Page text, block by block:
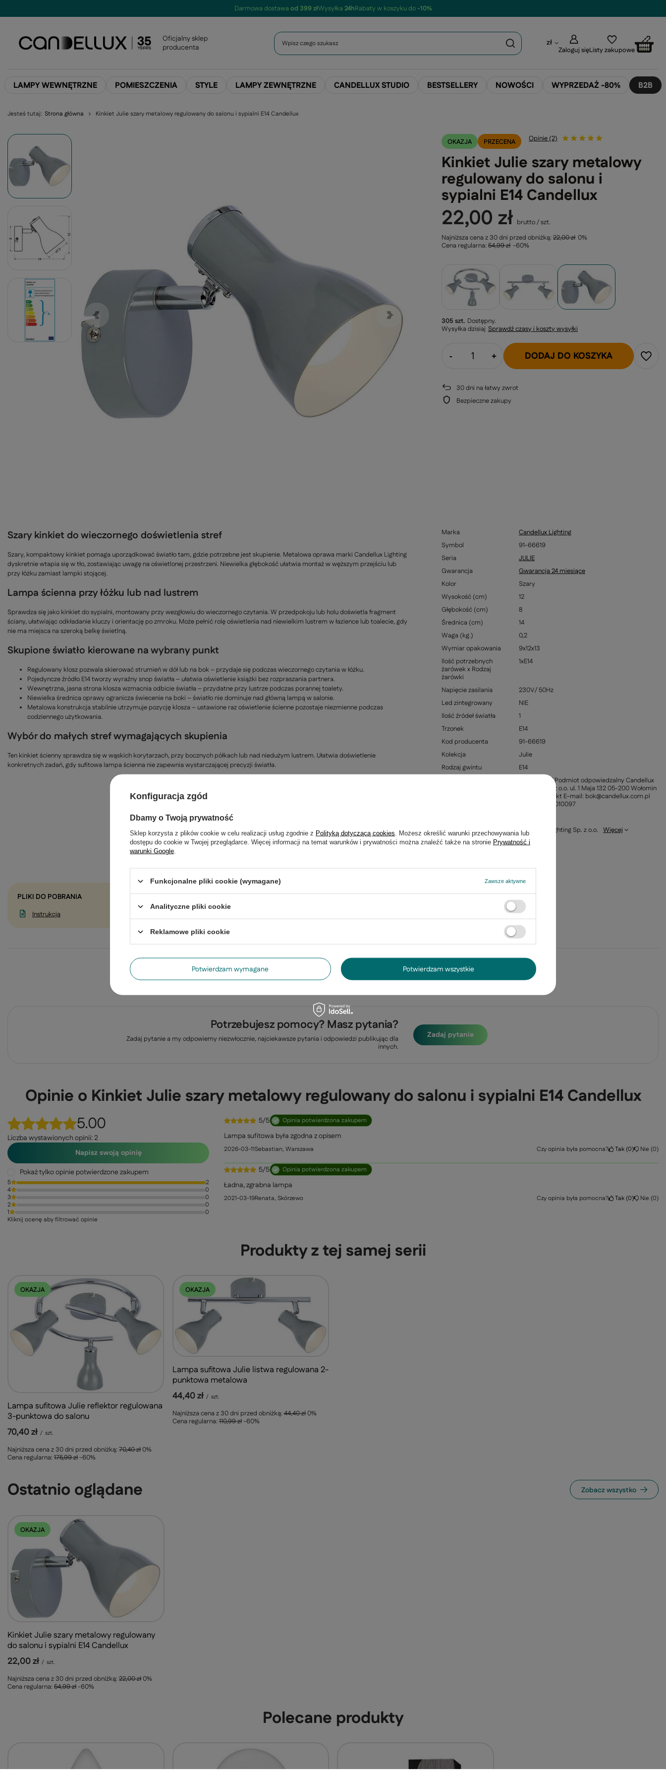
Darmowa dostawa od 399 złWysyłka 24hRabaty w koszyku do-10%
Oficjalny sklep
producenta
zł
Zaloguj sięListy zakupowe
LAMPY WEWNĘTRZNE POMIESZCZENIA STYLE LAMPY ZEWNĘTRZNE CANDELLUX STUDIO BESTSELLERY NOWOŚCI WYPRZEDAŻ -80% B2B
Jesteś tutaj: Strona główna Kinkiet Julie szary metalowy regulowany do salonu i sypialni E14 Candellux
OKAZJA PRZECENA Opinie (2)
Kinkiet Julie szary metalowy
regulowany do salonu i
sypialni E14 Candellux
305 szt. Dostępny
Wysyłkadzisiaj Sprawdź czasy i koszty wysyłki
22,00 zł brutto/szt.
Najniższa cena z 30 dni przed obniżką:22,00 zł 0%
Cena regularna:54,99 zł -60%
- + DODAJ DO KOSZYKA
30dni na łatwy zwrot
Bezpieczne zakupy
Szary kinkiet do wieczornego doświetlenia stref
Szary, kompaktowy kinkiet pomaga uporządkować światło tam, gdzie potrzebne jest skupienie. Metalowa oprawa marki Candellux Lighting
dyskretnie wtapia się w tło, zostawiając uwagę na oświetlonej przestrzeni. Niewielka głębokość ułatwia montaż w węższym przejściu lub
przy łóżku zamiast lampki stojącej.
Lampa ścienna przy łóżku lub nad lustrem
Sprawdza się jako kinkiet do sypialni, montowany przy wezgłowiu do wieczornego czytania. W przedpokoju lub holu doświetla fragment
ściany, ułatwiając odkładanie kluczy i orientację po zmroku. Może pełnić rolę oświetlenia nad niewielkim lustrem w łazience lub toalecie, gdy
nie ma miejsca na szeroką belkę świetlną.
Skupione światło kierowane na wybrany punkt
Regulowany klosz pozwala skierować strumień w dół lub na bok – przydaje się podczas wieczornego czytania w łóżku.
Pojedyncze źródło E14 tworzy wyraźny snop światła – ułatwia oświetlenie książki bez rozpraszania partnera.
Wewnętrzna, jasna strona klosza wzmacnia odbicie światła – przydatne przy lustrze podczas porannej toalety.
Niewielka średnica oprawy ogranicza świecenie na boki – światło nie dominuje nad główną lampą w salonie.
Metalowa konstrukcja stabilnie utrzymuje pozycję klosza – ustawione raz oświetlenie ścienne pozostaje niezmienne podczas
codziennego użytkowania.
Wybór do małych stref wymagających skupienia
Ten kinkiet ścienny sprawdza się w wąskich korytarzach, przy bocznych półkach lub nad niedużym lustrem. Ułatwia doświetlenie
konkretnych zadań, gdy sufitowa lampa ścienna nie zapewnia wystarczającej precyzji światła.
Marka
Candellux Lighting
Symbol
91-66619
Seria
JULIE
Gwarancja
Gwarancja 24 miesiące
Kolor
Szary
Wysokość (cm)
12
Głębokość (cm)
8
Średnica (cm)
14
Waga (kg.)
0,2
Wymiar opakowania
9x12x13
Ilość potrzebnych
żarówek x Rodzaj
żarówki
1xE14
Napięcie zasilania
230V/ 50Hz
Led zintegrowany
NIE
Ilość źródeł światła
1
Trzonek
E14
Kod producenta
91-66619
Kolekcja
Julie
Rodzaj gwintu
E14
Producent / Podmiot odpowiedzalny Candellux
Lighting Sp. z o.o. ul. 1 Maja 132 05-200 Wołomin
Polska Kontakt E-mail: bok@candellux.com.pl
Telefon: +221010097
Podmiot
odpowiedzialny za
ten produkt na
Candellux Lighting Sp. z o.o. Więcej
PLIKI DO POBRANIA
Instrukcja
GWARANCJA 24 MIESIĄCE
Gwarancja 24 miesiące
Potrzebujesz pomocy? Masz pytania?
Zadaj pytanie a my odpowiemy niezwłocznie, najciekawsze pytania i odpowiedzi publikując dla
innych.
Zadaj pytanie
Opinie o Kinkiet Julie szary metalowy regulowany do salonu i sypialni E14 Candellux
5.00
Liczba wystawionych opinii: 2
Napisz swoją opinię
Pokaż tylko opinie potwierdzone zakupem
5
2
4
0
3
0
2
0
1
0
Kliknij ocenę aby filtrować opinie
5/5 Opinia potwierdzona zakupem
Lampa sufitowa była zgodna z opisem
2026-03-11Sebastian, Warszawa Czy opinia była pomocna? Tak 0 Nie 0
5/5 Opinia potwierdzona zakupem
Ładna, zgrabna lampa
2021-03-19Renata, Skórzewo Czy opinia była pomocna? Tak 0 Nie 0
Produkty z tej samej serii
OKAZJA
Lampa sufitowa Julie reflektor regulowana
3-punktowa do salonu
70,40 zł / szt.
Najniższa cena z 30 dni przed obniżką: 70,40 zł0%
Cena regularna: 175,99 zł-60%
OKAZJA
Lampa sufitowa Julie listwa regulowana 2-
punktowa metalowa
44,40 zł / szt.
Najniższa cena z 30 dni przed obniżką:44,40 zł0%
Cena regularna:110,99 zł-60%
Ostatnio oglądane Zobacz wszystko
OKAZJA
Kinkiet Julie szary metalowy regulowany
do salonu i sypialni E14 Candellux
22,00 zł / szt.
Najniższa cena z 30 dni przed obniżką: 22,00 zł0%
Cena regularna: 54,99 zł-60%
Polecane produkty
Konfiguracja zgód
Dbamy o Twoją prywatność
Sklep korzysta z plików cookie w celu realizacji usług zgodnie z Polityką dotyczącą cookies . Możesz określić warunki przechowywania lub
dostępu do cookie w Twojej przeglądarce. Więcej informacji na temat warunków i prywatności można znaleźć także na stronie Prywatność i
warunki Google
Funkcjonalne pliki cookie (wymagane) Zawsze aktywne
Analityczne pliki cookie
Reklamowe pliki cookie
Potwierdzam wymagane Potwierdzam wszystkie